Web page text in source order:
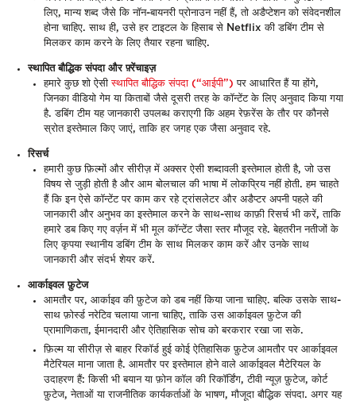
लिए, मान्य शब्द जैसे कि नॉन-बायनरी प्रोनाउन नहीं हैं, तो अडैप्टेशन को संवेदनशील
होना चाहिए. साथ ही, उसे हर टाइटल के हिसाब से Netflix की डबिंग टीम से
मिलकर काम करने के लिए तैयार रहना चाहिए.
स्थापित बौद्धिक संपदा और फ़्रेंचाइज़
हमारे कुछ शो ऐसीस्थापित बौद्धिक संपदा (“आईपी”) पर आधारित हैं या होंगे,
जिनका वीडियो गेम या किताबों जैसे दूसरी तरह के कॉन्टेंट के लिए अनुवाद किया गया
है. डबिंग टीम यह जानकारी उपलब्ध कराएगी कि अहम रेफ़रेंस के तौर पर कौनसे
स्रोत इस्तेमाल किए जाएं, ताकि हर जगह एक जैसा अनुवाद रहे.
रिसर्च
हमारी कुछ फ़िल्मों और सीरीज़ में अक्सर ऐसी शब्दावली इस्तेमाल होती है, जो उस
विषय से जुड़ी होती है और आम बोलचाल की भाषा में लोकप्रिय नहीं होती. हम चाहते
हैं कि इन ऐसे कॉन्टेंट पर काम कर रहे ट्रांसलेटर और अडैप्टर अपनी पहले की
जानकारी और अनुभव का इस्तेमाल करने के साथ-साथ काफ़ी रिसर्च भी करें, ताकि
हमारे डब किए गए वर्ज़न में भी मूल कॉन्टेंट जैसा स्तर मौजूद रहे. बेहतरीन नतीजों के
लिए कृपया स्थानीय डबिंग टीम के साथ मिलकर काम करें और उनके साथ
जानकारी और संदर्भ शेयर करें.
आर्काइवल फ़ुटेज
आमतौर पर, आर्काइव की फ़ुटेज को डब नहीं किया जाना चाहिए. बल्कि उसके साथ-
साथ फ़ोर्स्ड नरेटिव चलाया जाना चाहिए, ताकि उस आर्काइवल फ़ुटेज की
प्रामाणिकता, ईमानदारी और ऐतिहासिक सोच को बरकरार रखा जा सके.
फ़िल्म या सीरीज़ से बाहर रिकॉर्ड हुई कोई ऐतिहासिक फ़ुटेज आमतौर पर आर्काइवल
मैटेरियल माना जाता है. आमतौर पर इस्तेमाल होने वाले आर्काइवल मैटेरियल के
उदाहरण हैं: किसी भी बयान या फ़ोन कॉल की रिकॉर्डिंग, टीवी न्यूज़ फ़ुटेज, कोर्ट
फ़ुटेज, नेताओं या राजनीतिक कार्यकर्ताओं के भाषण, मौजूदा बौद्धिक संपदा. अगर यह